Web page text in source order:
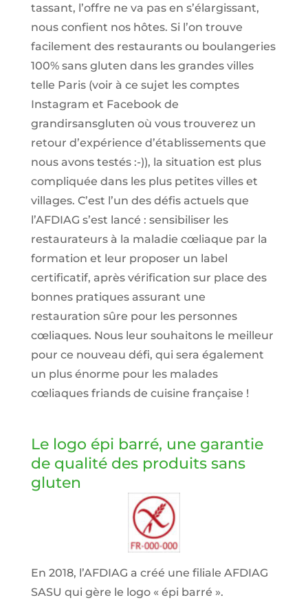
tassant, l’offre ne va pas en s’élargissant,
nous confient nos hôtes. Si l’on trouve
facilement des restaurants ou boulangeries
100% sans gluten dans les grandes villes
telle Paris (voir à ce sujet les comptes
Instagram et Facebook de
grandirsansgluten où vous trouverez un
retour d’expérience d’établissements que
nous avons testés :-)), la situation est plus
compliquée dans les plus petites villes et
villages. C’est l’un des défis actuels que
l’AFDIAG s’est lancé : sensibiliser les
restaurateurs à la maladie cœliaque par la
formation et leur proposer un label
certificatif, après vérification sur place des
bonnes pratiques assurant une
restauration sûre pour les personnes
cœliaques. Nous leur souhaitons le meilleur
pour ce nouveau défi, qui sera également
un plus énorme pour les malades
cœliaques friands de cuisine française !
Le logo épi barré, une garantie
de qualité des produits sans
gluten
En 2018, l’AFDIAG a créé une filiale AFDIAG
SASU qui gère le logo « épi barré ».